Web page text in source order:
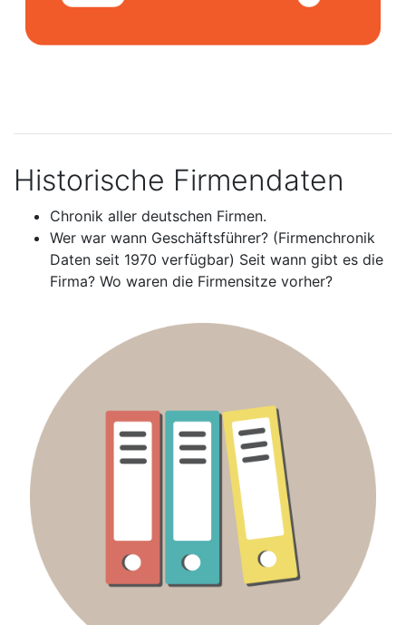
Historische Firmendaten
Chronik aller deutschen Firmen.
Wer war wann Geschäftsführer? (Firmenchronik
Daten seit 1970 verfügbar) Seit wann gibt es die
Firma? Wo waren die Firmensitze vorher?